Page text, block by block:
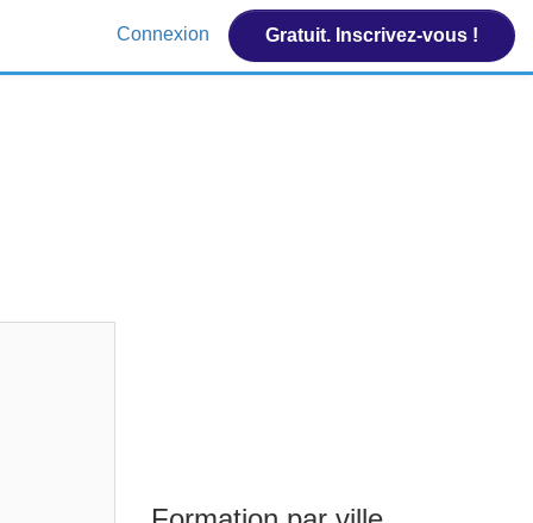
Connexion Gratuit. Inscrivez-vous !